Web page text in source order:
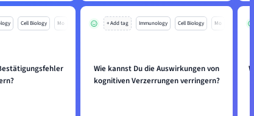
Cell Biology Mo + Add tag Immunology Cell Biology Mo
Wie kannst Du die Auswirkungen von
kognitiven Verzerrungen verringern?